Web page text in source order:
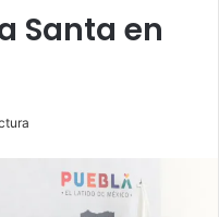
Santa en